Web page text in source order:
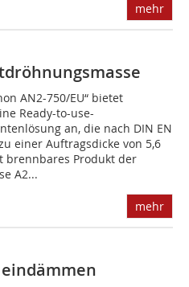
mehr
AN2-750/EU“ bietet
Ready-to-use-
an, die nach DIN EN
einer Auftragsdicke von 5,6
brennbares Produkt der
A2...
mehr